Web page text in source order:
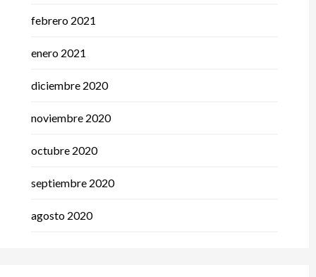
febrero 2021
enero 2021
diciembre 2020
noviembre 2020
octubre 2020
septiembre 2020
agosto 2020